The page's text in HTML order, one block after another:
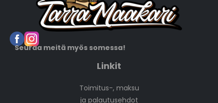
Seuraa meitä myös somessa!
Linkit
Toimitus-, maksu
ja palautusehdot